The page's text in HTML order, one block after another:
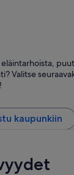
Eläintarha ja
Valitse
kaupunkiin